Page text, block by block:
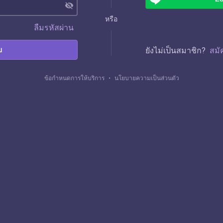
visibility_off
ลืมรหัสผ่าน
หรือ
ยังไม่เป็นสมาชิก? สมั
ข้อกำหนดการให้บริการ ・ นโยบายความเป็นส่วนตัว